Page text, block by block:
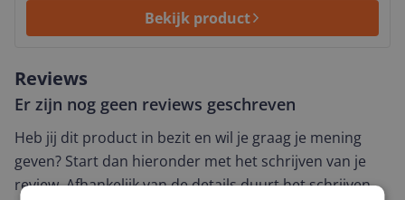
Bekijk product
Reviews
Er zijn nog geen reviews geschreven
Heb jij dit product in bezit en wil je graag je mening
geven? Start dan hieronder met het schrijven van je
review. Afhankelijk van de details duurt het schrijven